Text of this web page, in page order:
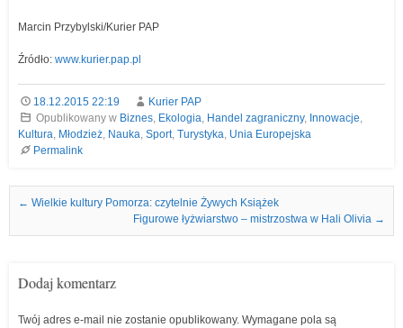
Marcin Przybylski/Kurier PAP
Źródło: www.kurier.pap.pl
18.12.2015 22:19
Kurier PAP
Opublikowany w Biznes, Ekologia, Handel zagraniczny, Innowacje,
Kultura, Młodzież, Nauka, Sport, Turystyka, Unia Europejska
Permalink
Nawigacja we wpisach
← Wielkie kultury Pomorza: czytelnie Żywych Książek
Figurowe łyżwiarstwo – mistrzostwa w Hali Olivia →
Dodaj komentarz
Twój adres e-mail nie zostanie opublikowany. Wymagane pola są